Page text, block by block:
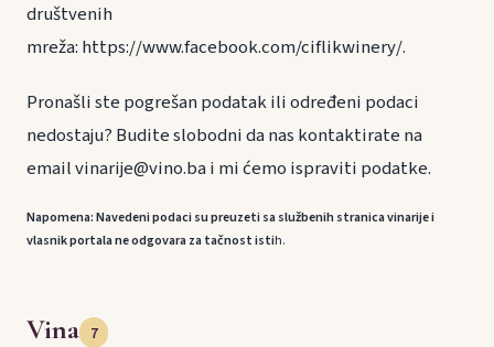
društvenih
mreža: https://www.facebook.com/ciflikwinery/.
Pronašli ste pogrešan podatak ili određeni podaci
nedostaju? Budite slobodni da nas kontaktirate na
email vinarije@vino.ba i mi ćemo ispraviti podatke.
Napomena: Navedeni podaci su preuzeti sa službenih stranica vinarije i
vlasnik portala ne odgovara za tačnost istih.
Vina 7